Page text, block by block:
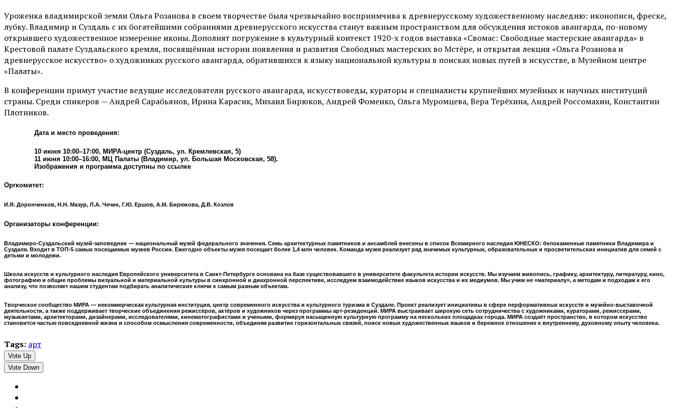
Уроженка владимирской земли Ольга Розанова в своем творчестве была чрезвычайно восприимчива к древнерусскому художественному наследию: иконописи, фреске,
лубку. Владимир и Суздаль с их богатейшими собраниями древнерусского искусства станут важным пространством для обсуждения истоков авангарда, по-новому
открывшего художественное измерение иконы. Дополнят погружение в культурный контекст 1920-х годов выставка «Свомас: Свободные мастерские авангарда» в
Крестовой палате Суздальского кремля, посвящённая истории появления и развития Свободных мастерских во Мстёре, и открытая лекция «Ольга Розанова и
древнерусское искусство» о художниках русского авангарда, обратившихся к языку национальной культуры в поисках новых путей в искусстве, в Музейном центре
«Палаты».
В конференции примут участие ведущие исследователи русского авангарда, искусствоведы, кураторы и специалисты крупнейших музейных и научных институций
страны. Среди спикеров — Андрей Сарабьянов, Ирина Карасик, Михаил Бирюков, Андрей Фоменко, Ольга Муромцева, Вера Терёхина, Андрей Россомахин, Константин
Плотников.
Дата и место проведения:
10 июня 10:00–17:00, МИРА-центр (Суздаль, ул. Кремлевская, 5)
11 июня 10:00–16:00, МЦ Палаты (Владимир, ул. Большая Московская, 58).
Изображения и программа доступны по ссылке
Оргкомитет:
И.Я. Доронченков, Н.Н. Мазур, Л.А. Чечик, Г.Ю. Ершов, А.М. Бирюкова, Д.В. Козлов
Организаторы конференции:
Владимиро-Суздальский музей-заповедник — национальный музей федерального значения. Семь архитектурных памятников и ансамблей внесены в список Всемирного наследия ЮНЕСКО: белокаменные памятники Владимира и
Суздаля. Входит в ТОП-5 самых посещаемых музеев России. Ежегодно объекты музея посещает более 1,4 млн человек. Команда музея реализует ряд значимых культурных, образовательных и просветительских инициатив для семей с
детьми и молодежи.
Школа искусств и культурного наследия Европейского университета в Санкт-Петербурге основана на базе существовавшего в университете факультета истории искусств. Мы изучаем живопись, графику, архитектуру, литературу, кино,
фотографию и общие проблемы визуальной и материальной культуры в синхронной и диахронной перспективе, исследуем взаимодействие языков искусства и их медиумов. Мы учим не «материалу», а методам и подходам к его
анализу, что позволяет нашим студентам подбирать аналитические ключи к самым разным объектам.
Творческое сообщество МИРА — некоммерческая культурная институция, центр современного искусства и культурного туризма в Суздале. Проект реализует инициативы в сфере перформативных искусств и музейно-выставочной
деятельности, а также поддерживает творческие объединения режиссёров, актёров и художников через программы арт-резиденций. МИРА выстраивает широкую сеть сотрудничества с художниками, кураторами, режиссерами,
музыкантами, архитекторами, дизайнерами, исследователями, кинематографистами и учеными, формируя насыщенную культурную программу на нескольких площадках города. МИРА создаёт пространство, в котором искусство
становится частью повседневной жизни и способом осмысления современности, объединяя развитие горизонтальных связей, поиск новых художественных языков и бережное отношение к внутреннему, духовному опыту человека.
Tags: арт
Vote Up
Vote Down